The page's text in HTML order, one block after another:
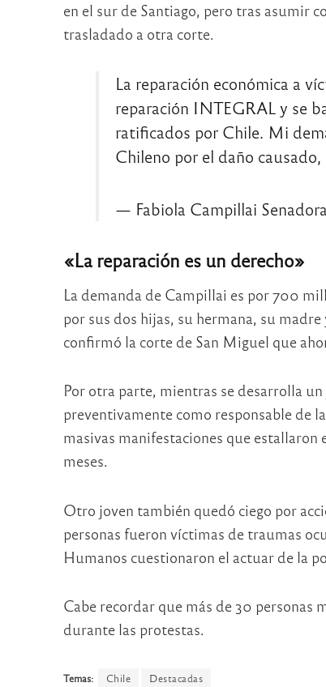
en el sur de Santiago, pero tras asumir
trasladado a otra corte.
La reparación económica a
reparación INTEGRAL y se
ratificados por Chile. Mi
Chileno por el daño
— Fabiola Campillai
«La reparación es un derecho»
La demanda de Campillai es por 700
por sus dos hijas, su hermana, su
confirmó la corte de San Miguel que
Por otra parte, mientras se desarrolla
preventivamente como responsable de
masivas manifestaciones que
meses.
Otro joven también quedó ciego por
personas fueron víctimas de traumas
Humanos cuestionaron el actuar de la
Cabe recordar que más de 30
durante las protestas.
Temas: Chile Destacadas